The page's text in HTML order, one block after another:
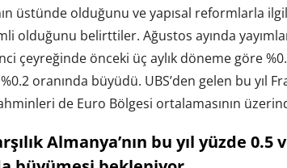
üstünde olduğunu ve yapısal reformlarla
olduğunu belirttiler. Ağustos ayında
çeyreğinde önceki üç aylık döneme göre
oranında büyüdü. UBS’den gelen bu yıl
de Euro Bölgesi ortalamasının
Almanya’nın bu yıl yüzde 0.5